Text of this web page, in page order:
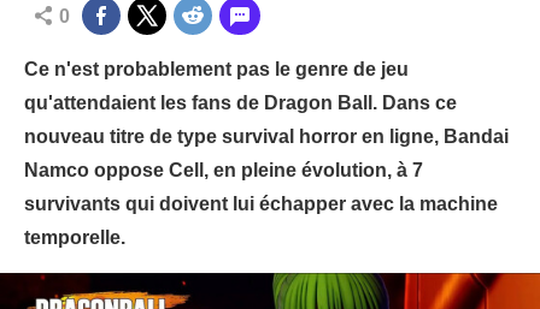
0
Ce n'est probablement pas le genre de jeu
qu'attendaient les fans de Dragon Ball. Dans ce
nouveau titre de type survival horror en ligne, Bandai
Namco oppose Cell, en pleine évolution, à 7
survivants qui doivent lui échapper avec la machine
temporelle.